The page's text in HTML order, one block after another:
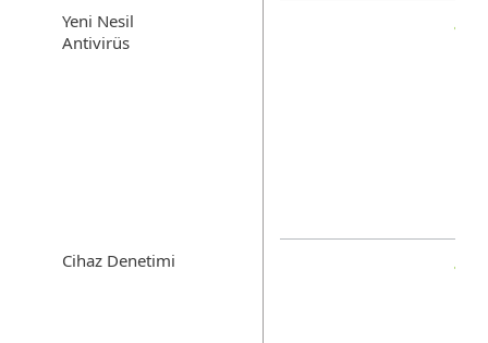
Yeni Nesil
Antivirüs
Cihaz Denetimi